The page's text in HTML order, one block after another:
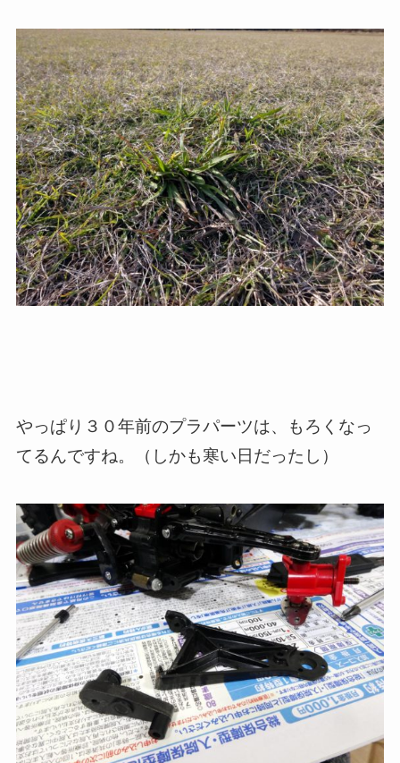
やっぱり３０年前のプラパーツは、もろくなっ
てるんですね。（しかも寒い日だったし）